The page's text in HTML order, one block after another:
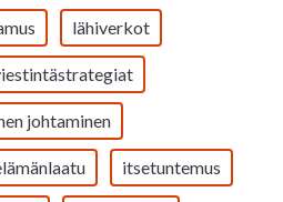
lähiverkot
johtaminen
itsetuntemus